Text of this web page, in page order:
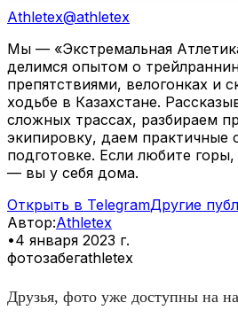
Athletex@athletex
Мы — «Экстремальная
делимся опытом о
препятствиями, велогонках и
ходьбе в Казахстане.
сложных трассах, разбираем
экипировку, даем практичные
подготовке. Если любите
— вы у себя дома.
Открыть в TelegramДругие
Автор:Athletex
•4 января 2023 г.
фотозабегathletex
Друзья, фото уже доступны на